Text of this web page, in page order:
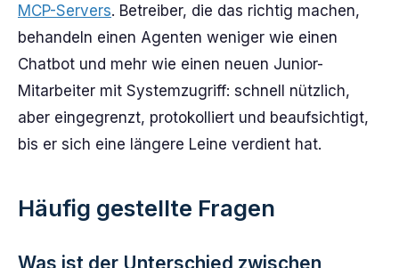
MCP-Servers. Betreiber, die das richtig machen,
behandeln einen Agenten weniger wie einen
Chatbot und mehr wie einen neuen Junior-
Mitarbeiter mit Systemzugriff: schnell nützlich,
aber eingegrenzt, protokolliert und beaufsichtigt,
bis er sich eine längere Leine verdient hat.
Häufig gestellte Fragen
Was ist der Unterschied zwischen